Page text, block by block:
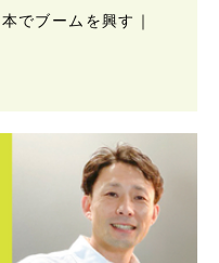
でブームを興す｜